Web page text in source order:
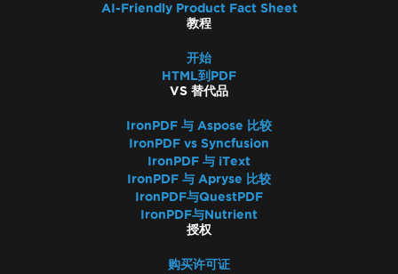
AI-Friendly Product Fact Sheet
教程
开始
HTML到PDF
VS 替代品
IronPDF 与 Aspose 比较
IronPDF vs Syncfusion
IronPDF 与 iText
IronPDF 与 Apryse 比较
IronPDF与QuestPDF
IronPDF与Nutrient
授权
购买许可证